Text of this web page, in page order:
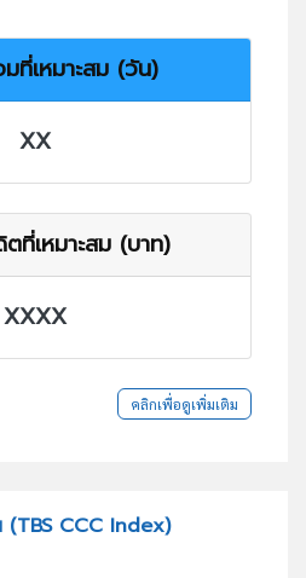
มที่เหมาะสม (วัน)
XX
ที่เหมาะสม (บาท)
XXXX
คลิกเพื่อดูเพิ่มเติม
(TBS CCC Index)